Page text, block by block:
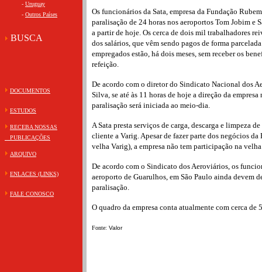
- Uruguay
- Outros Países
BUSCA
DOCUMENTOS
ESTUDOS
RECEBA NOSSAS
PUBLICAÇÕES
ARQUIVO
ENLACES (LINKS)
FALE CONOSCO
Os funcionários da Sata, empresa da Fundação
paralisação de 24 horas nos aeroportos Tom Jobim e
a partir de hoje. Os cerca de dois mil trabalhadores
dos salários, que vêm sendo pagos de forma
empregados estão, há dois meses, sem receber os
refeição.
De acordo com o diretor do Sindicato Nacional dos
Silva, se até às 11 horas de hoje a direção da
paralisação será iniciada ao meio-dia.
A Sata presta serviços de carga, descarga e limpeza
cliente a Varig. Apesar de fazer parte dos negócios da
velha Varig), a empresa não tem participação na
De acordo com o Sindicato dos Aeroviários, os
aeroporto de Guarulhos, em São Paulo ainda devem
paralisação.
O quadro da empresa conta atualmente com cerca
Fonte: Valor